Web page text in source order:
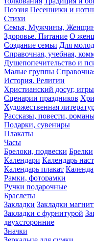
Поэзия Песенники и
Стихи
Семья, Мужчины,
Здоровье. Питание О
Создание семьи Для
Справочная, учебная,
Душепопечительство и
Малые группы
История. Религии
Христианский досуг, игры
Сценарии праздников
Художественная
Рассказы, повести,
Подарки, сувениры
Плакаты
Часы
Брелоки, подвески Брелки
Календари Календарь
Календарь плакат
Рамки, фоторамки
Ручки подарочные
Браслеты
Закладки Закладки
Закладки с фурнитурой
двухсторонние
Значки